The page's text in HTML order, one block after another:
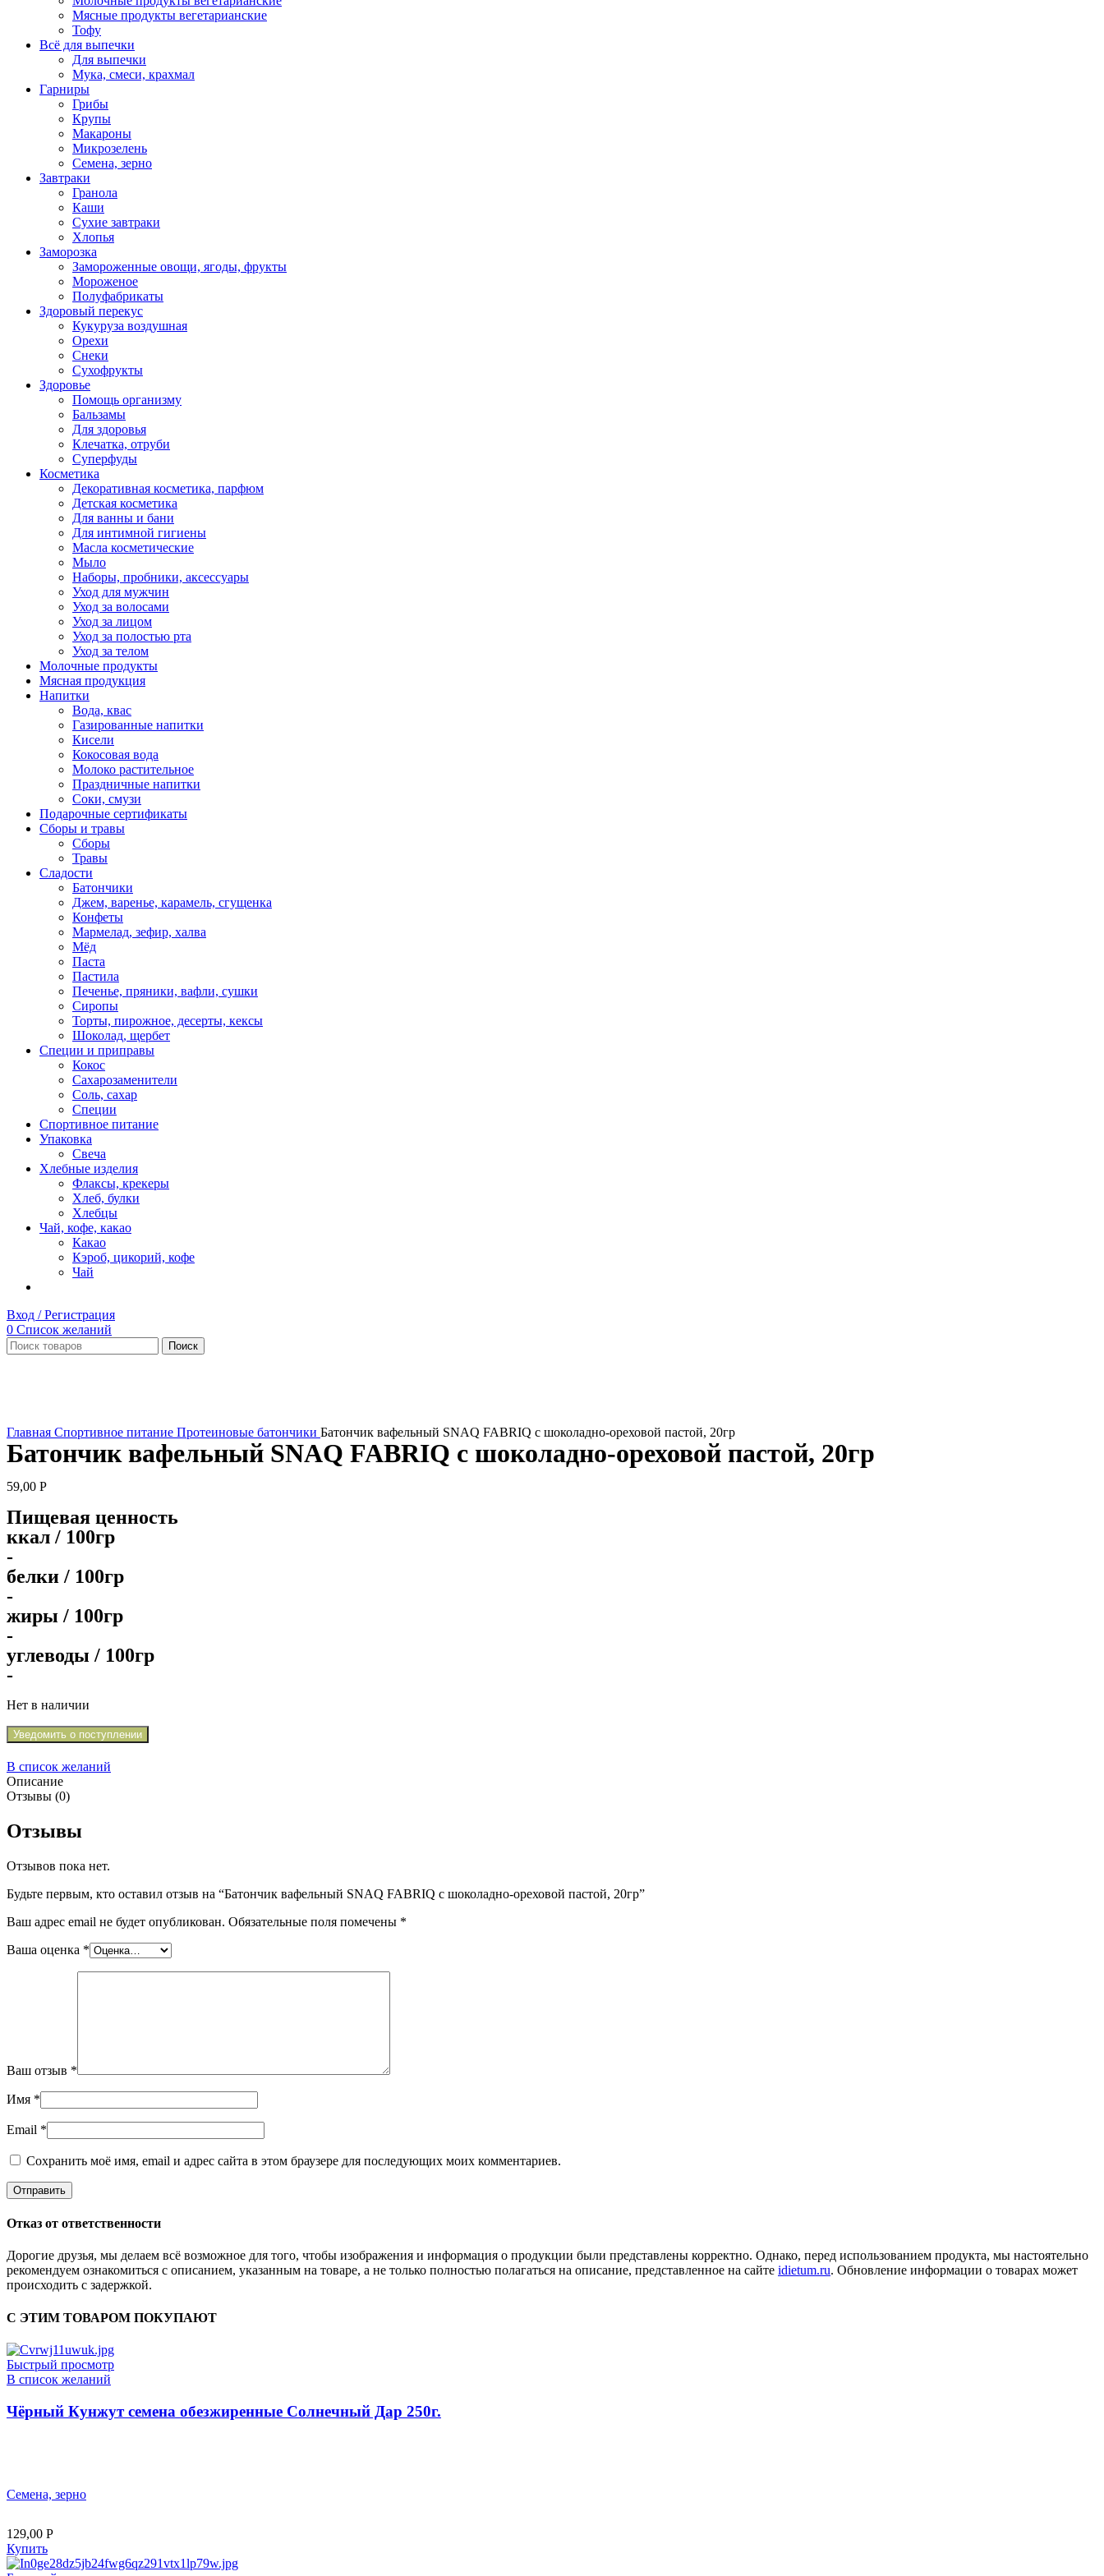
Мясные продукты вегетарианские
Тофу
Всё для выпечки
Для выпечки
Мука, смеси, крахмал
Гарниры
Грибы
Крупы
Макароны
Микрозелень
Семена, зерно
Завтраки
Гранола
Каши
Сухие завтраки
Хлопья
Заморозка
Замороженные овощи, ягоды, фрукты
Мороженое
Полуфабрикаты
Здоровый перекус
Кукуруза воздушная
Орехи
Снеки
Сухофрукты
Здоровье
Помощь организму
Бальзамы
Для здоровья
Клечатка, отруби
Суперфуды
Косметика
Декоративная косметика, парфюм
Детская косметика
Для ванны и бани
Для интимной гигиены
Масла косметические
Мыло
Наборы, пробники, аксессуары
Уход для мужчин
Уход за волосами
Уход за лицом
Уход за полостью рта
Уход за телом
Молочные продукты
Мясная продукция
Напитки
Вода, квас
Газированные напитки
Кисели
Кокосовая вода
Молоко растительное
Праздничные напитки
Соки, смузи
Подарочные сертификаты
Сборы и травы
Сборы
Травы
Сладости
Батончики
Джем, варенье, карамель, сгущенка
Конфеты
Мармелад, зефир, халва
Мёд
Паста
Пастила
Печенье, пряники, вафли, сушки
Сиропы
Торты, пирожное, десерты, кексы
Шоколад, щербет
Специи и приправы
Кокос
Сахарозаменители
Соль, сахар
Специи
Спортивное питание
Упаковка
Свеча
Хлебные изделия
Флаксы, крекеры
Хлеб, булки
Хлебцы
Чай, кофе, какао
Какао
Кэроб, цикорий, кофе
Чай
Вход / Регистрация
0 Список желаний
Поиск
Главная Спортивное питание Протеиновые батончики Батончик вафельный SNAQ FABRIQ с шоколадно-ореховой пастой, 20гр
Батончик вафельный SNAQ FABRIQ с шоколадно-ореховой пастой, 20гр
59,00 Р
Пищевая ценность
ккал / 100гр
-
белки / 100гр
-
жиры / 100гр
-
углеводы / 100гр
-
Нет в наличии
Уведомить о поступлении
В список желаний
Описание
Отзывы (0)
Отзывы
Отзывов пока нет.
Будьте первым, кто оставил отзыв на “Батончик вафельный SNAQ FABRIQ с шоколадно-ореховой пастой, 20гр”
Ваш адрес email не будет опубликован. Обязательные поля помечены *
Ваша оценка *
Ваш отзыв *
Имя *
Email *
Сохранить моё имя, email и адрес сайта в этом браузере для последующих моих комментариев.
Отказ от ответственности
Дорогие друзья, мы делаем всё возможное для того, чтобы изображения и информация о продукции были представлены корректно. Однако, перед использованием продукта, мы настоятельно
рекомендуем ознакомиться с описанием, указанным на товаре, а не только полностью полагаться на описание, представленное на сайте idietum.ru. Обновление информации о товарах может
происходить с задержкой.
С ЭТИМ ТОВАРОМ ПОКУПАЮТ
Быстрый просмотр
В список желаний
Чёрный Кунжут семена обезжиренные Солнечный Дар 250г.
Семена, зерно
129,00 Р
Купить